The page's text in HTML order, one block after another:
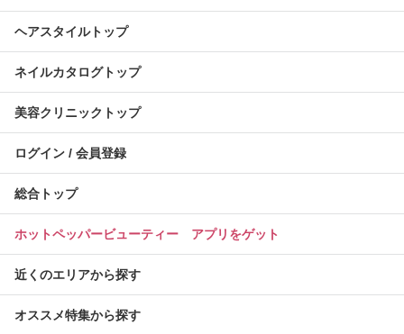
ヘアスタイルトップ
ネイルカタログトップ
美容クリニックトップ
ログイン / 会員登録
総合トップ
ホットペッパービューティー アプリをゲット
近くのエリアから探す
オススメ特集から探す